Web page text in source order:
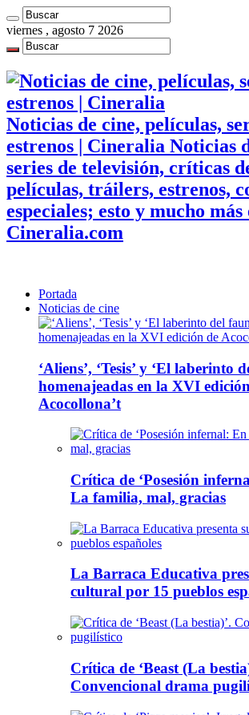
viernes , agosto 7 2026
Noticias de cine, películas,
estrenos | Cineralia Noticias
series de televisión, críticas
películas, tráilers, estrenos,
especiales; esto y mucho más
Cineralia.com
Portada
Noticias de cine
‘Aliens’, ‘Tesis’ y ‘El laberinto
homenajeadas en la XVI
Acocollona’t
Crítica de ‘Posesión
La familia, mal, gracias
La Barraca Educativa
cultural por 15 pueblos
Crítica de ‘Beast (La
Convencional drama